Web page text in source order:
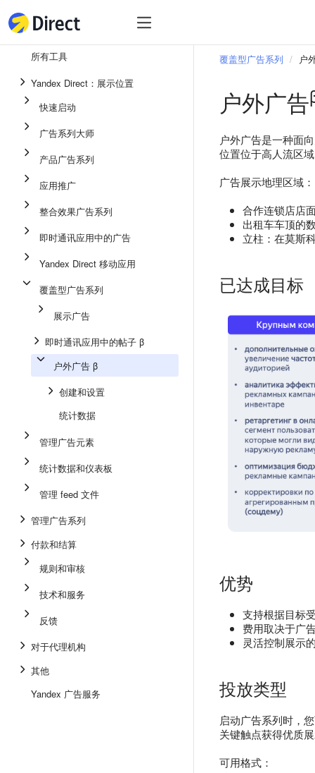
即时通讯应用中的广告
所有工具
Yandex Direct：展示位置
快速启动
广告系列大师
产品广告系列
应用推广
整合效果广告系列
即时通讯应用中的广告
Yandex Direct 移动应用
覆盖型广告系列
展示广告
即时通讯应用中的帖子 β
户外广告 β
创建和设置
统计数据
管理广告元素
统计数据和仪表板
管理 feed 文件
管理广告系列
付款和结算
规则和审核
技术和服务
反馈
对于代理机构
其他
Yandex 广告服务
覆盖型广告系列 户
户外广告
户外广告是一种面
位置位于高人流区
广告展示地理区域：
合作连锁店店
出租车车顶的
立柱：在莫斯
已达成目标
优势
支持根据目标
费用取决于广
灵活控制展示
投放类型
启动广告系列时，
关键触点获得优质
可用格式：